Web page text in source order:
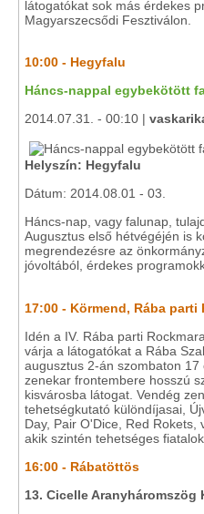
látogatókat sok más érdekes
Magyarszecsődi Fesztiválon.
10:00 - Hegyfalu
Háncs-nappal egybekötött
2014.07.31. - 00:10 |
Helyszín: Hegyfalu
Dátum: 2014.08.01 - 03.
Háncs-nap, vagy falunap,
Augusztus első hétvégéjén is
megrendezésre az
jóvoltából, érdekes
17:00 - Körmend, Rába parti
Idén a IV. Rába parti
várja a látogatókat a Rába
augusztus 2-án szombaton
zenekar frontembere hosszú
kisvárosba látogat. Vendég
tehetségkutató különdíjasai,
Day, Pair O'Dice, Red
akik szintén tehetséges
16:00 - Rábatöttös
13. Cicelle Aranyháromszög